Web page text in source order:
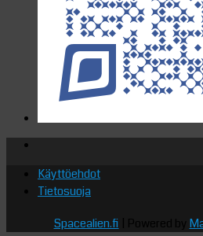
Käyttöehdot
Tietosuoja
Spacealien.fi